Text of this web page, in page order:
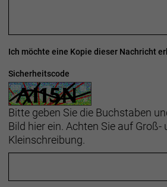
Ich möchte eine Kopie dieser Nachricht
Sicherheitscode
Bitte geben Sie die Buchstaben
Bild hier ein. Achten Sie auf Groß-
Kleinschreibung.